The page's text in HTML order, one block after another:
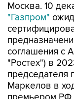
Москва. 10
"Газпром"
соглашения с
"Ростех") в
председателя
Маркелов в